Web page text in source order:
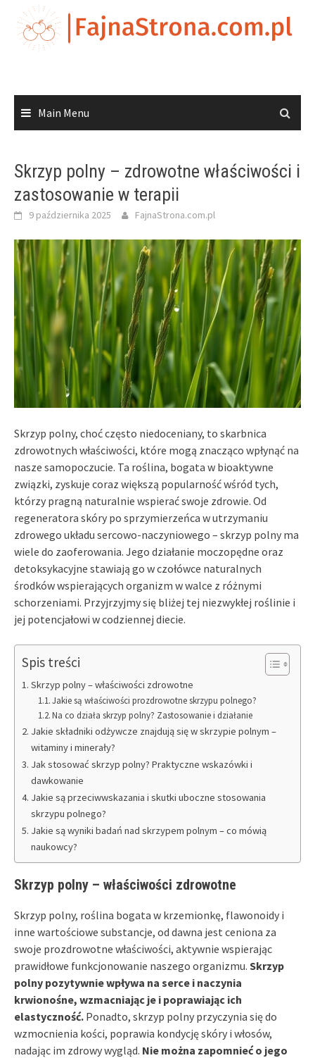
content
Main Menu
Skrzyp polny – zdrowotne właściwości i
zastosowanie w terapii
9 października 2025 FajnaStrona.com.pl
Skrzyp polny, choć często niedoceniany, to skarbnica
zdrowotnych właściwości, które mogą znacząco wpłynąć na
nasze samopoczucie. Ta roślina, bogata w bioaktywne
związki, zyskuje coraz większą popularność wśród tych,
którzy pragną naturalnie wspierać swoje zdrowie. Od
regeneratora skóry po sprzymierzeńca w utrzymaniu
zdrowego układu sercowo-naczyniowego – skrzyp polny ma
wiele do zaoferowania. Jego działanie moczopędne oraz
detoksykacyjne stawiają go w czołówce naturalnych
środków wspierających organizm w walce z różnymi
schorzeniami. Przyjrzyjmy się bliżej tej niezwykłej roślinie i
jej potencjałowi w codziennej diecie.
Spis treści
Skrzyp polny – właściwości zdrowotne
Jakie są właściwości prozdrowotne skrzypu polnego?
Na co działa skrzyp polny? Zastosowanie i działanie
Jakie składniki odżywcze znajdują się w skrzypie polnym –
witaminy i minerały?
Jak stosować skrzyp polny? Praktyczne wskazówki i
dawkowanie
Jakie są przeciwwskazania i skutki uboczne stosowania
skrzypu polnego?
Jakie są wyniki badań nad skrzypem polnym – co mówią
naukowcy?
Skrzyp polny – właściwości zdrowotne
Skrzyp polny, roślina bogata w krzemionkę, flawonoidy i
inne wartościowe substancje, od dawna jest ceniona za
swoje prozdrowotne właściwości, aktywnie wspierając
prawidłowe funkcjonowanie naszego organizmu. Skrzyp
polny pozytywnie wpływa na serce i naczynia
krwionośne, wzmacniając je i poprawiając ich
elastyczność. Ponadto, skrzyp polny przyczynia się do
wzmocnienia kości, poprawia kondycję skóry i włosów,
nadając im zdrowy wygląd. Nie można zapomnieć o jego